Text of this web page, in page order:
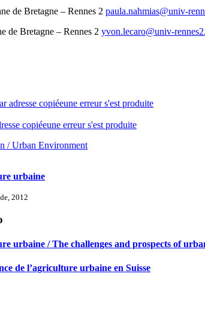
de Bretagne – Rennes 2 paula.nahmias@univ-
de Bretagne – Rennes 2 yvon.lecaro@univ-
adresse copiéeune erreur s'est produite
copiéeune erreur s'est produite
/ Urban Environment
urbaine
2012
urbaine / The challenges and prospects of
de l’agriculture urbaine en Suisse